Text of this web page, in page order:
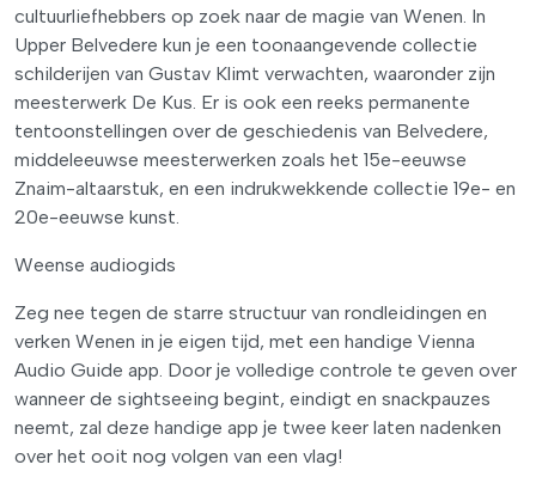
cultuurliefhebbers op zoek naar de magie van Wenen. In
Upper Belvedere kun je een toonaangevende collectie
schilderijen van Gustav Klimt verwachten, waaronder zijn
meesterwerk De Kus. Er is ook een reeks permanente
tentoonstellingen over de geschiedenis van Belvedere,
middeleeuwse meesterwerken zoals het 15e-eeuwse
Znaim-altaarstuk, en een indrukwekkende collectie 19e- en
20e-eeuwse kunst.
Weense audiogids
Zeg nee tegen de starre structuur van rondleidingen en
verken Wenen in je eigen tijd, met een handige Vienna
Audio Guide app. Door je volledige controle te geven over
wanneer de sightseeing begint, eindigt en snackpauzes
neemt, zal deze handige app je twee keer laten nadenken
over het ooit nog volgen van een vlag!